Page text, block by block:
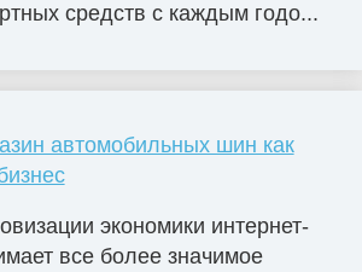
средств с каждым годо...
автомобильных шин как
экономики интернет-
все более значимое